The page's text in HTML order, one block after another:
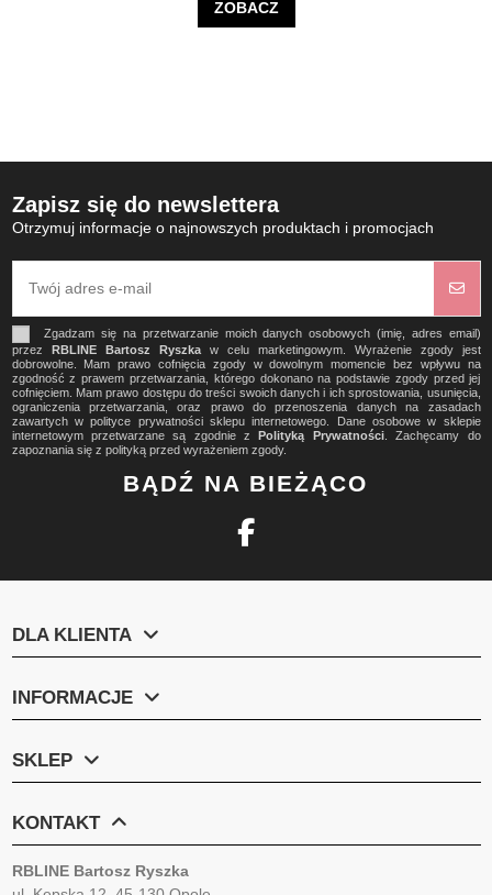
ZOBACZ
Zapisz się do newslettera
Otrzymuj informacje o najnowszych produktach i promocjach
Zgadzam się na przetwarzanie moich danych osobowych (imię, adres email)
przez RBLINE Bartosz Ryszkaw celu marketingowym. Wyrażenie zgody jest
dobrowolne. Mam prawo cofnięcia zgody w dowolnym momencie bez wpływu na
zgodność z prawem przetwarzania, którego dokonano na podstawie zgody przed jej
cofnięciem. Mam prawo dostępu do treści swoich danych i ich sprostowania, usunięcia,
ograniczenia przetwarzania, oraz prawo do przenoszenia danych na zasadach
zawartych w polityce prywatności sklepu internetowego. Dane osobowe w sklepie
internetowym przetwarzane są zgodnie zPolityką Prywatności. Zachęcamy do
zapoznania się z polityką przed wyrażeniem zgody.
BĄDŹ NA BIEŻĄCO
DLA KLIENTA
INFORMACJE
SKLEP
KONTAKT
RBLINE Bartosz Ryszka